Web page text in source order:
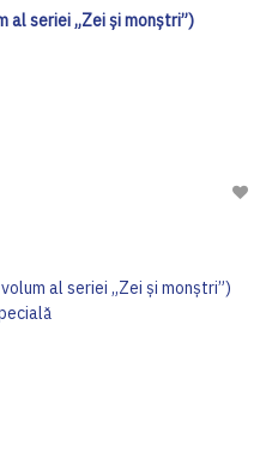
al seriei „Zei și monștri”)